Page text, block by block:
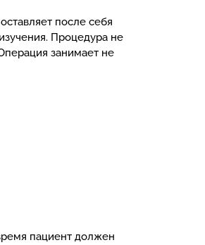
после себя
Процедура не
занимает не
пациент должен